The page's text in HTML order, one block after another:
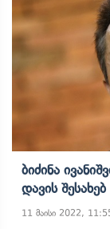
Ბიძინა
Დავის
11 მაისი 2022,